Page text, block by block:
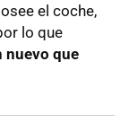
el coche,
lo que
nuevo que